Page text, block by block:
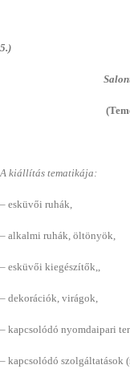
5.)
A kiállítás tematikája:
– esküvői ruhák,
– alkalmi ruhák, öltönyök,
– esküvői kiegészítők,,
– dekorációk, virágok,
– kapcsolódó nyomdaipari
– kapcsolódó szolgáltatások